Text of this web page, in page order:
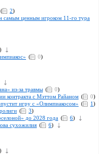
( 2)
самым ценным игроком 11-го тура
)
( 0)
из-за травмы ( 0)
контракта с Мэттом Райаном ( 0)
игру с «Олимпиакосом» ( 1)
( 3)
до 2028 года ( 6)
сухожилия ( 6)
)